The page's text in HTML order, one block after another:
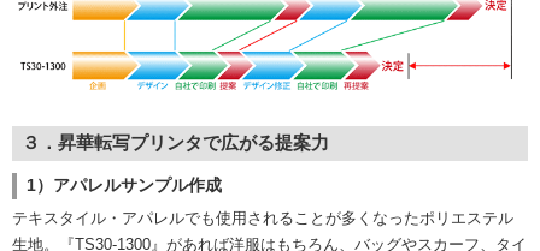
３．昇華転写プリンタで広がる提案力
1）アパレルサンプル作成
テキスタイル・アパレルでも使用されることが多くなったポリエステル
生地。『TS30-1300』があれば洋服はもちろん、バッグやスカーフ、タイ